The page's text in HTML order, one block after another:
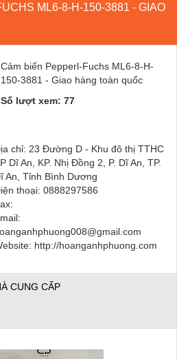
ML6-8-H-150-3881 - GIAO
Cảm biến Pepperl-Fuchs ML6-8-H-
150-3881 - Giao hàng toàn quốc
Số lượt xem: 77
chỉ: 23 Đường D - Khu đô thị TTHC
Dĩ An, KP. Nhị Đồng 2, P. Dĩ An, TP.
An, Tỉnh Bình Dương
thoại: 0888297586
http://hoanganhphuong.com
CUNG CẤP